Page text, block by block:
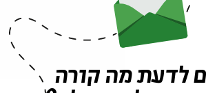
שלושה מראש
לדעת מה קורה